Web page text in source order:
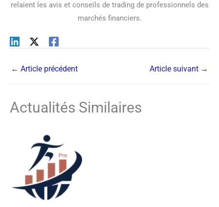
relaient les avis et conseils de trading de professionnels des
marchés financiers.
← Article précédent Article suivant →
Actualités Similaires